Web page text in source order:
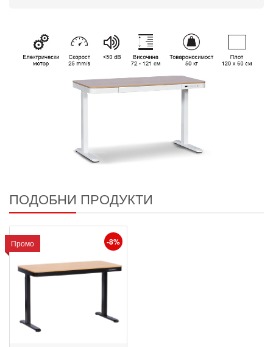
ПОДОБНИ ПРОДУКТИ
Промо -8%